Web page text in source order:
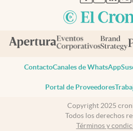
ContactoCanales de WhatsApp
Portal de Proveedores
Copyright 2025
Todos los derechos
Términos y